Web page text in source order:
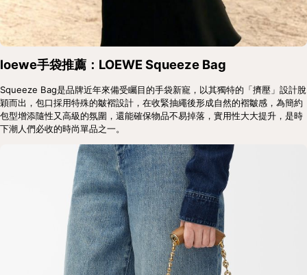
loewe手袋推薦：LOEWE Squeeze Bag
Squeeze Bag是品牌近年來備受矚目的手袋新寵，以其獨特的「擠壓」設計脫
穎而出，包口採用特殊的皺褶設計，在收緊抽繩後形成自然的褶皺感，為簡約
包型增添隨性又高級的氛圍，還能確保物品不易掉落，實用性大大提升，是時
下潮人們必收的時尚單品之一。